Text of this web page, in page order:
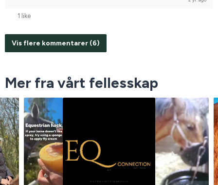
1 like
Vis flere kommentarer (6)
Mer fra vårt fellesskap